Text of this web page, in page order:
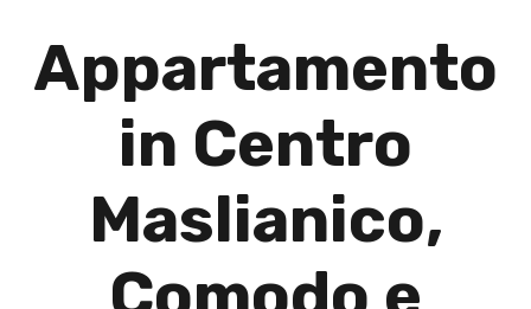
Appartamento
in Centro
Maslianico,